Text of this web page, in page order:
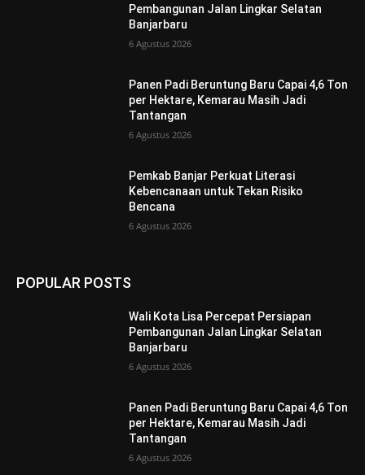
Pembangunan Jalan Lingkar Selatan
Banjarbaru
6 Agustus 2026
Panen Padi Beruntung Baru Capai 4,6 Ton
per Hektare, Kemarau Masih Jadi
Tantangan
6 Agustus 2026
Pemkab Banjar Perkuat Literasi
Kebencanaan untuk Tekan Risiko
Bencana
6 Agustus 2026
POPULAR POSTS
Wali Kota Lisa Percepat Persiapan
Pembangunan Jalan Lingkar Selatan
Banjarbaru
6 Agustus 2026
Panen Padi Beruntung Baru Capai 4,6 Ton
per Hektare, Kemarau Masih Jadi
Tantangan
6 Agustus 2026